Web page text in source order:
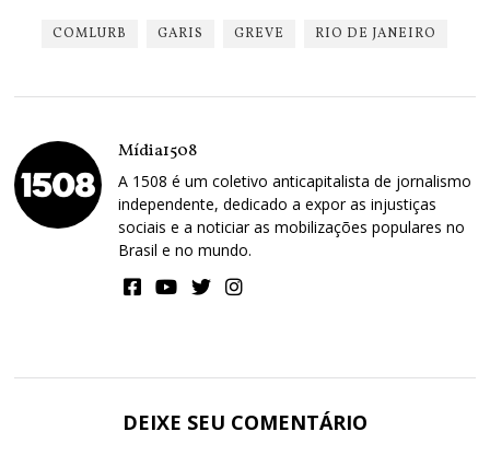
COMLURB GARIS GREVE RIO DE JANEIRO
Mídia1508
A 1508 é um coletivo anticapitalista de jornalismo
independente, dedicado a expor as injustiças
sociais e a noticiar as mobilizações populares no
Brasil e no mundo.
DEIXE SEU COMENTÁRIO